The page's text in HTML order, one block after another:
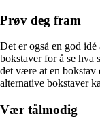
Prøv deg fram
Det er også en god
bokstaver for å se hva
det være at en bokstav
alternative bokstaver
Vær tålmodig